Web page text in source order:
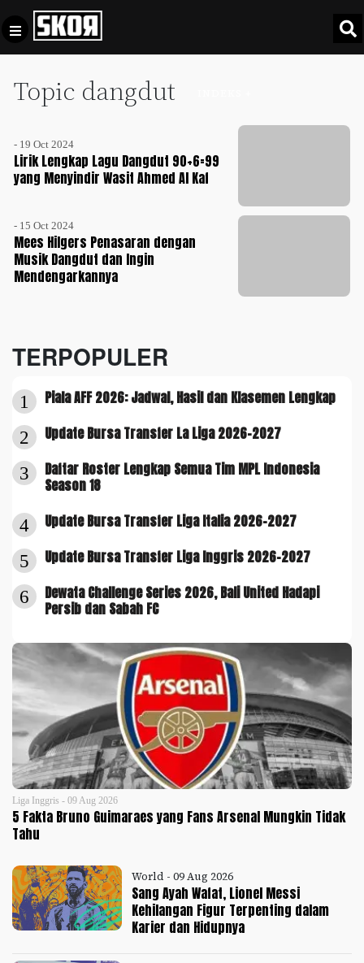
Topic dangdut
- 19 Oct 2024
Lirik Lengkap Lagu Dangdut 90+6=99
yang Menyindir Wasit Ahmed Al Kaf
- 15 Oct 2024
Mees Hilgers Penasaran dengan
Musik Dangdut dan Ingin
Mendengarkannya
TERPOPULER
1 Piala AFF 2026: Jadwal, Hasil dan Klasemen Lengkap
2 Update Bursa Transfer La Liga 2026-2027
3
Daftar Roster Lengkap Semua Tim MPL Indonesia
Season 18
4 Update Bursa Transfer Liga Italia 2026-2027
5 Update Bursa Transfer Liga Inggris 2026-2027
6
Dewata Challenge Series 2026, Bali United Hadapi
Persib dan Sabah FC
Liga Inggris - 09 Aug 2026
5 Fakta Bruno Guimaraes yang Fans Arsenal Mungkin Tidak
Tahu
World - 09 Aug 2026
Sang Ayah Wafat, Lionel Messi
Kehilangan Figur Terpenting dalam
Karier dan Hidupnya
Football +
Culture
Timnas
Indonesia
Video
Privacy
Pedoman
Pemberitaan
Media
Disclaimer
Tentang